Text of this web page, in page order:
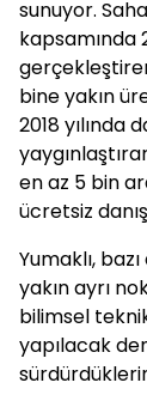
sunuyor.
kapsamında
bine yakın
2018 yılında
en az 5 bin
ücretsiz
Yumaklı,
yakın ayrı
bilimsel
yapılacak